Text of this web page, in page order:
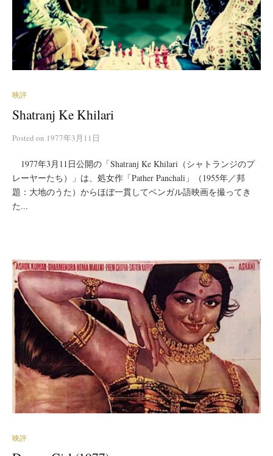
映評
Shatranj Ke Khilari
Posted on 1977年3月11日
1977年3月11日公開の「Shatranj Ke Khilari（シャトランジのプ
レーヤーたち）」は、処女作「Pather Panchali」（1955年／邦
題：大地のうた）からほぼ一貫してベンガル語映画を撮ってき
た...
映評